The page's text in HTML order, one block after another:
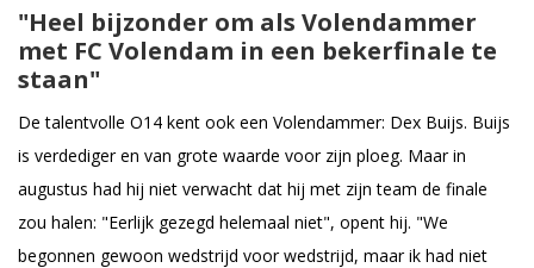
"Heel bijzonder om als Volendammer
met FC Volendam in een bekerfinale te
staan"
De talentvolle O14 kent ook een Volendammer: Dex Buijs. Buijs
is verdediger en van grote waarde voor zijn ploeg. Maar in
augustus had hij niet verwacht dat hij met zijn team de finale
zou halen: "Eerlijk gezegd helemaal niet", opent hij. "We
begonnen gewoon wedstrijd voor wedstrijd, maar ik had niet